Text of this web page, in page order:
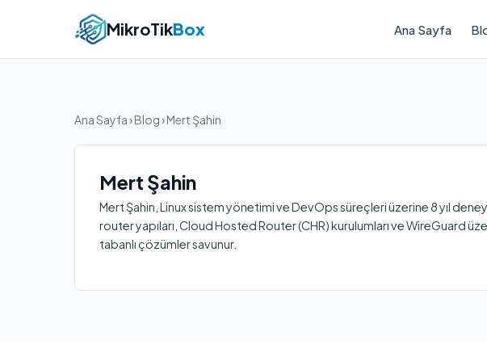
MikroTikBox Ana Sayfa
Ana Sayfa›Blog› Mert Şahin
Mert Şahin
Mert Şahin, Linux sistem yönetimi ve DevOps süreçleri üzerine 8 yıl
router yapıları, Cloud Hosted Router (CHR) kurulumları ve
tabanlı çözümler savunur.